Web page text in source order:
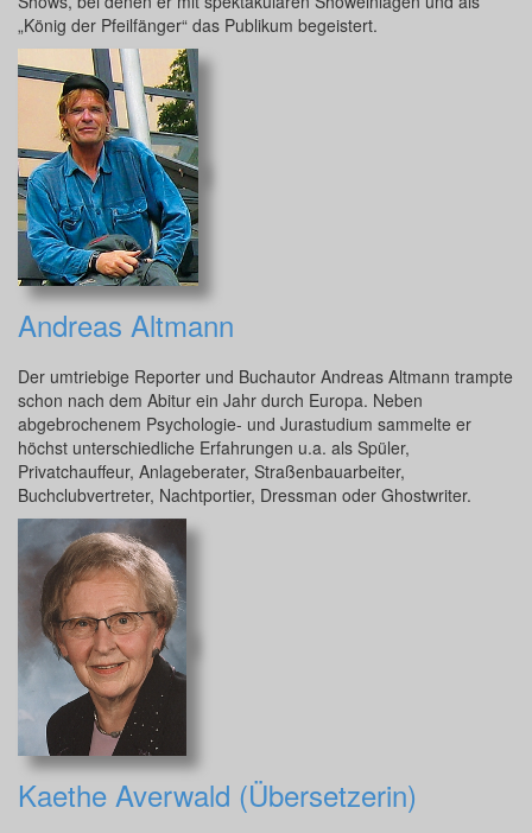
„König der Pfeilfänger“ das Publikum begeistert.
Andreas Altmann
Der umtriebige Reporter und Buchautor Andreas Altmann trampte
schon nach dem Abitur ein Jahr durch Europa. Neben
abgebrochenem Psychologie- und Jurastudium sammelte er
höchst unterschiedliche Erfahrungen u.a. als Spüler,
Privatchauffeur, Anlageberater, Straßenbauarbeiter,
Buchclubvertreter, Nachtportier, Dressman oder Ghostwriter.
Kaethe Averwald (Übersetzerin)